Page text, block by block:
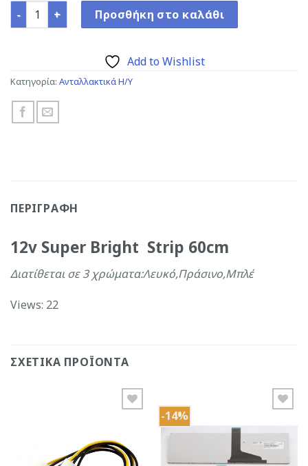
12v Super Bright Strip 60cm ποσότητα
Προσθήκη στο καλάθι
Add to Wishlist
Κατηγορία: Ανταλλακτικά H/Y
ΠΕΡΙΓΡΑΦΉ
12v Super Bright Strip 60cm
Διατίθεται σε 3 χρώματα:Λευκό,Πράσινο,Μπλέ
Views: 22
ΣΧΕΤΙΚΆ ΠΡΟΪΌΝΤΑ
Add to
Wishlist
-14%
Add to